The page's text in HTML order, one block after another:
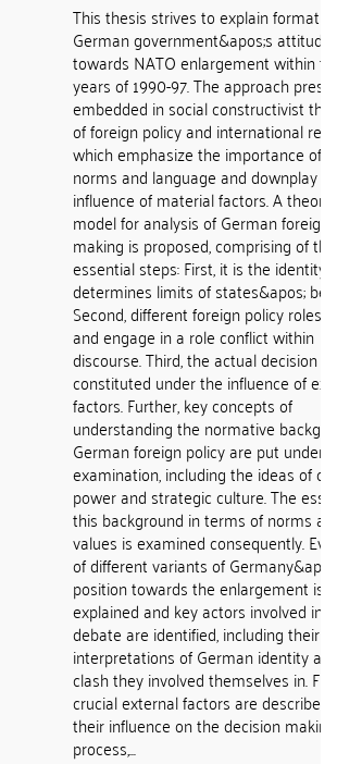
This thesis strives to explain
German government&apos;s attitude
towards NATO enlargement within
years of 1990-97. The approach
embedded in social constructivist
of foreign policy and international
which emphasize the importance of
norms and language and downplay
influence of material factors. A
model for analysis of German foreign
making is proposed, comprising of
essential steps: First, it is the identity
determines limits of states&apos;
Second, different foreign policy roles
and engage in a role conflict within
discourse. Third, the actual decision is
constituted under the influence of
factors. Further, key concepts of
understanding the normative
German foreign policy are put under
examination, including the ideas of
power and strategic culture. The
this background in terms of norms
values is examined consequently.
of different variants of
position towards the enlargement
explained and key actors involved in
debate are identified, including their
interpretations of German identity
clash they involved themselves in.
crucial external factors are described
their influence on the decision making
process,...